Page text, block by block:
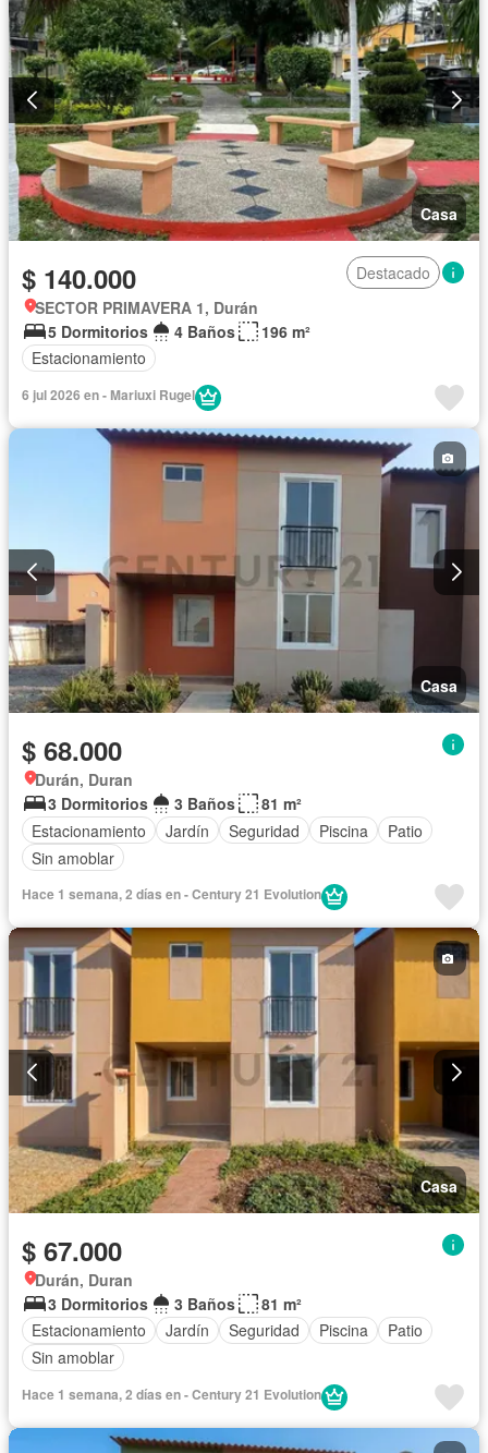
Casa
$ 140.000
Destacado
SECTOR PRIMAVERA 1, Durán
5 Dormitorios
4 Baños
196 m²
Estacionamiento
6 jul 2026 en - Mariuxi Rugel
Casa
$ 68.000
Durán, Duran
3 Dormitorios
3 Baños
81 m²
Estacionamiento
Jardín Seguridad Piscina
Patio
Sin amoblar
Hace 1 semana, 2 días en - Century 21 Evolution
Casa
$ 67.000
Durán, Duran
3 Dormitorios
3 Baños
81 m²
Estacionamiento
Jardín Seguridad Piscina
Patio
Sin amoblar
Hace 1 semana, 2 días en - Century 21 Evolution